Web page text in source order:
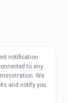
notification
to any
We
and notify you